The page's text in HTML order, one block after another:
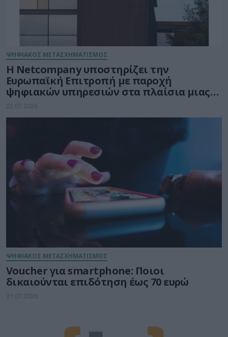
ΨΗΦΙΑΚΟΣ ΜΕΤΑΣΧΗΜΑΤΙΣΜΟΣ
Η Netcompany υποστηρίζει την
Ευρωπαϊκή Επιτροπή με παροχή
ψηφιακών υπηρεσιών στα πλαίσια μιας
μακρόχρονης και σταθερής συνεργασίας
22.07.2026
ΨΗΦΙΑΚΟΣ ΜΕΤΑΣΧΗΜΑΤΙΣΜΟΣ
Voucher για smartphone: Ποιοι
δικαιούνται επιδότηση έως 70 ευρώ
21.07.2026